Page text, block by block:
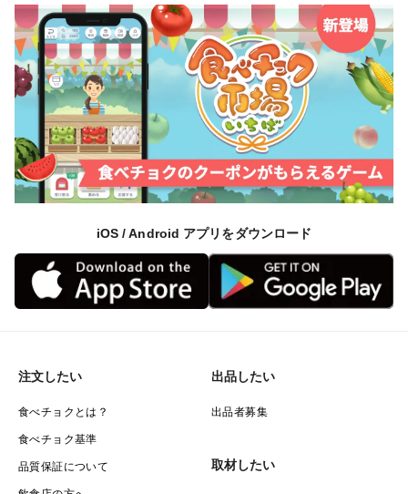
iOS / Android アプリをダウンロード
注文したい
食べチョクとは？
食べチョク基準
品質保証について
出品したい
出品者募集
取材したい